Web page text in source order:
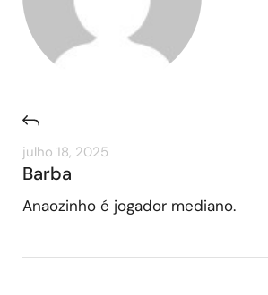
julho 18, 2025
Barba
Anaozinho é jogador mediano.